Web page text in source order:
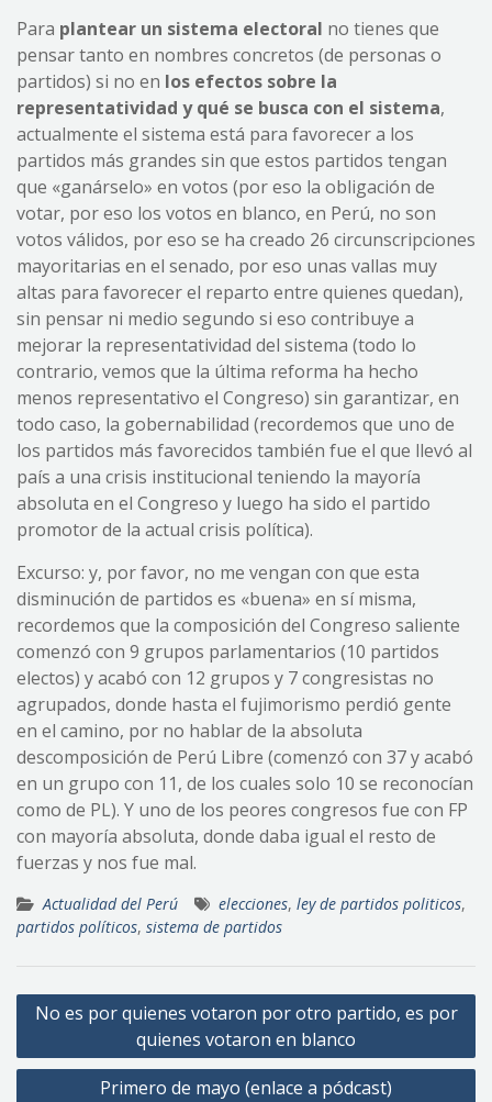
Para plantear un sistema electoral no tienes que
pensar tanto en nombres concretos (de personas o
partidos) si no en los efectos sobre la
representatividad y qué se busca con el sistema,
actualmente el sistema está para favorecer a los
partidos más grandes sin que estos partidos tengan
que «ganárselo» en votos (por eso la obligación de
votar, por eso los votos en blanco, en Perú, no son
votos válidos, por eso se ha creado 26 circunscripciones
mayoritarias en el senado, por eso unas vallas muy
altas para favorecer el reparto entre quienes quedan),
sin pensar ni medio segundo si eso contribuye a
mejorar la representatividad del sistema (todo lo
contrario, vemos que la última reforma ha hecho
menos representativo el Congreso) sin garantizar, en
todo caso, la gobernabilidad (recordemos que uno de
los partidos más favorecidos también fue el que llevó al
país a una crisis institucional teniendo la mayoría
absoluta en el Congreso y luego ha sido el partido
promotor de la actual crisis política).
Excurso: y, por favor, no me vengan con que esta
disminución de partidos es «buena» en sí misma,
recordemos que la composición del Congreso saliente
comenzó con 9 grupos parlamentarios (10 partidos
electos) y acabó con 12 grupos y 7 congresistas no
agrupados, donde hasta el fujimorismo perdió gente
en el camino, por no hablar de la absoluta
descomposición de Perú Libre (comenzó con 37 y acabó
en un grupo con 11, de los cuales solo 10 se reconocían
como de PL). Y uno de los peores congresos fue con FP
con mayoría absoluta, donde daba igual el resto de
fuerzas y nos fue mal.
Actualidad del Perú elecciones, ley de partidos politicos,
partidos políticos, sistema de partidos
Navegación
entradas
No es por quienes votaron por otro partido, es por
quienes votaron en blanco
Primero de mayo (enlace a pódcast)